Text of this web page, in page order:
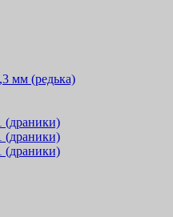
мм (редька)